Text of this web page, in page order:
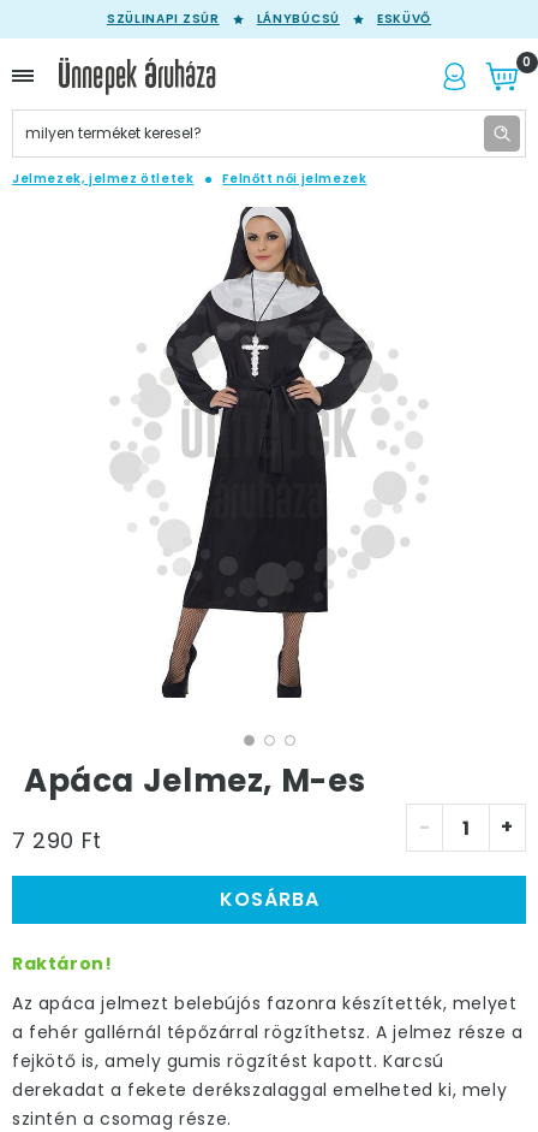
SZÜLINAPI ZSÚR LÁNYBÚCSÚ ESKÜVŐ
0
Jelmezek, jelmez ötletek Felnőtt női jelmezek
Apáca Jelmez, M-es
7 290 Ft - +
KOSÁRBA
Raktáron!
Az apáca jelmezt belebújós fazonra készítették, melyet
a fehér gallérnál tépőzárral rögzíthetsz. A jelmez része a
fejkötő is, amely gumis rögzítést kapott. Karcsú
derekadat a fekete derékszalaggal emelheted ki, mely
szintén a csomag része.